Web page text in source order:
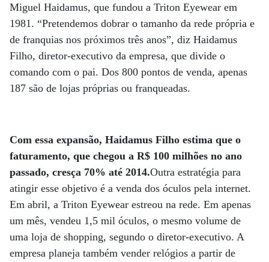
Miguel Haidamus, que fundou a Triton Eyewear em
1981. “Pretendemos dobrar o tamanho da rede própria e
de franquias nos próximos três anos”, diz Haidamus
Filho, diretor-executivo da empresa, que divide o
comando com o pai. Dos 800 pontos de venda, apenas
187 são de lojas próprias ou franqueadas.
Com essa expansão, Haidamus Filho estima que o
faturamento, que chegou a R$ 100 milhões no ano
passado, cresça 70% até 2014.Outra estratégia para
atingir esse objetivo é a venda dos óculos pela internet.
Em abril, a Triton Eyewear estreou na rede. Em apenas
um mês, vendeu 1,5 mil óculos, o mesmo volume de
uma loja de shopping, segundo o diretor-executivo. A
empresa planeja também vender relógios a partir de